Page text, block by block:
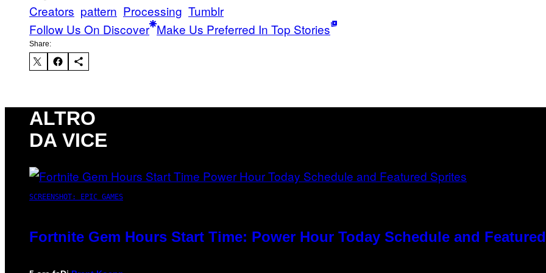
Creators pattern Processing Tumblr
Follow Us On Discover Make Us Preferred In Top Stories
Share:
ALTRO
DA VICE
SCREENSHOT: EPIC GAMES
Fortnite Gem Hours Start Time: Power Hour Today Schedule and